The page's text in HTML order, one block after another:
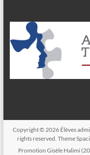
Copyright © 2026 Élèves
rights reserved. Theme
Promotion Gisèle Halimi